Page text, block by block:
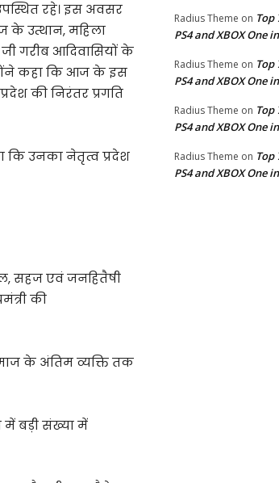
रहे। इस अवसर
के उत्थान, महिला
गरीब आदिवासियों के
कहा कि आज के इस
की निरंतर प्रगति
कि उनका नेतृत्व प्रदेश
सहज एवं जनहितैषी
की
के अंतिम व्यक्ति तक
बड़ी संख्या में
Radius Theme on Top
PS4 and XBOX One
Radius Theme on Top
PS4 and XBOX One
Radius Theme on Top
PS4 and XBOX One
Radius Theme on Top
PS4 and XBOX One